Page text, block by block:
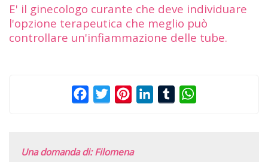
E' il ginecologo curante che deve individuare
l'opzione terapeutica che meglio può
controllare un'infiammazione delle tube.
FacebookTwitterPinterestLinkedInTumblr
Una domanda di: Filomena